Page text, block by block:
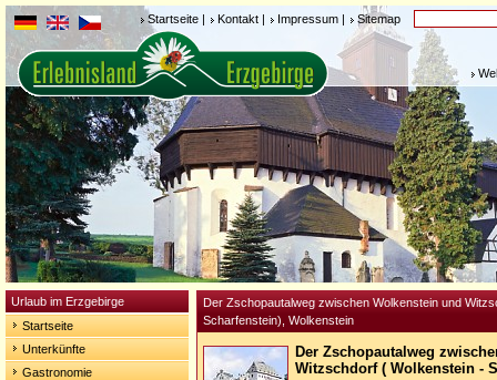
Startseite | Kontakt | Impressum | Sitemap
Urlaub im Erzgebirge
Startseite
Unterkünfte
Gastronomie
Der Zschopautalweg zwischen Wolkenstein und
Scharfenstein), Wolkenstein
Der Zschopautalweg
Witzschdorf ( Wolkenstein -